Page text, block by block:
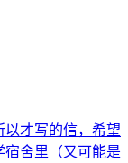
才写的信，希望
舍里（又可能是